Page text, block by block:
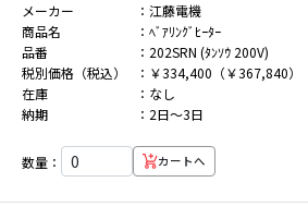
メーカー
江藤電機
商品名
ﾍﾞｱﾘﾝｸﾞﾋｰﾀｰ
品番
202SRN (ﾀﾝｿｳ 200V)
税別価格（税込）
￥334,400（￥367,840）
在庫
なし
納期
2日～3日
数量： カートへ